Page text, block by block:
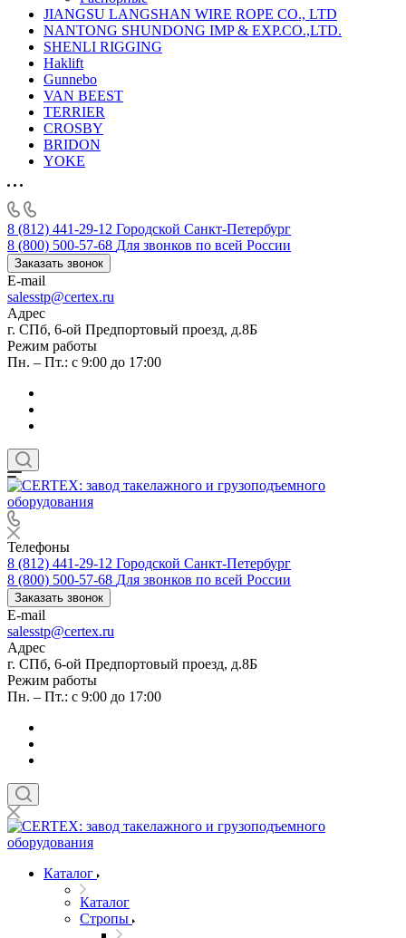
JIANGSU LANGSHAN WIRE ROPE CO., LTD
NANTONG SHUNDONG IMP & EXP.CO.,LTD.
SHENLI RIGGING
Haklift
Gunnebo
VAN BEEST
TERRIER
CROSBY
BRIDON
YOKE
8 (812) 441-29-12 Городской Санкт-Петербург
8 (800) 500-57-68 Для звонков по всей России
Заказать звонок
E-mail
salesstp@certex.ru
Адрес
г. СПб, 6-ой Предпортовый проезд, д.8Б
Режим работы
Пн. – Пт.: с 9:00 до 17:00
Телефоны
8 (812) 441-29-12 Городской Санкт-Петербург
8 (800) 500-57-68 Для звонков по всей России
Заказать звонок
E-mail
salesstp@certex.ru
Адрес
г. СПб, 6-ой Предпортовый проезд, д.8Б
Режим работы
Пн. – Пт.: с 9:00 до 17:00
Каталог
Каталог
Стропы